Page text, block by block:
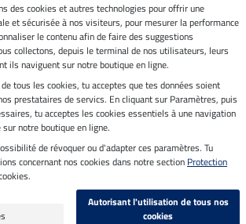
Mentions légales
actualisation le 10.08.2026 à 02:55
TVA incluse et
frais de port en sus
des cookies et autres technologies pour offrir une
et sécurisée à nos visiteurs, pour mesurer la performance
le contenu afin de faire des suggestions
collectons, depuis le terminal de nos utilisateurs, leurs
ils naviguent sur notre boutique en ligne.
tous les cookies, tu acceptes que tes données soient
prestataires de servics. En cliquant sur Paramètres, puis
tu acceptes les cookies essentiels à une navigation
notre boutique en ligne.
de révoquer ou d'adapter ces paramètres. Tu
concernant nos cookies dans notre section Protection
Autorisant l'utilisation de tous nos
cookies